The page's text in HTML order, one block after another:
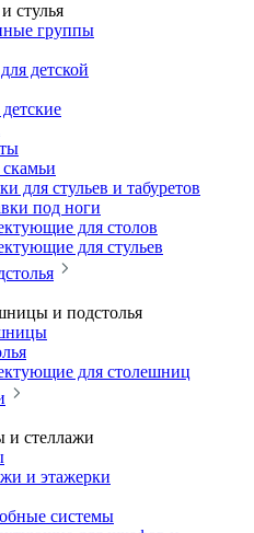
стулья
группы
детской
для стульев и табуретов
под ноги
для столов
для стульев
и подстолья
для столешниц
стеллажи
и этажерки
системы